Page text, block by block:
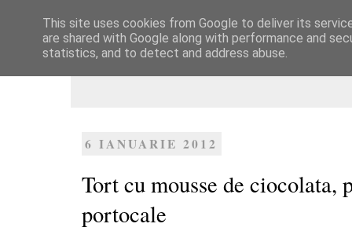
Dulcegarii culinare
6 IANUARIE 2012
Tort cu mousse de ciocolata,
portocale
This site uses cookies from Google to deliver its
are shared with Google along with performance and
statistics, and to detect and address abuse.